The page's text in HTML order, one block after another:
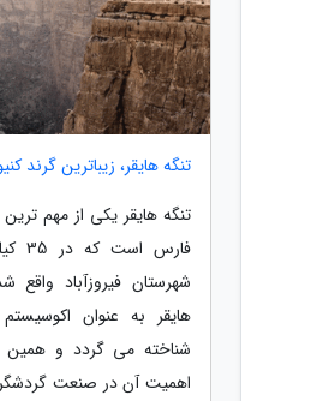
تنگه هایقر، زیباترین گرند
تنگه هایقر یکی از مهم
فارس
شهرستان فیروزآباد
هایقر به عنوان
شناخته می گردد و
اهمیت آن در صنعت